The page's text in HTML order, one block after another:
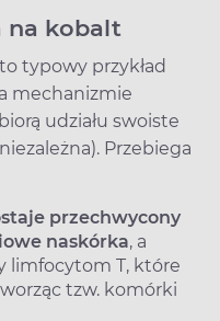
na kobalt
typowy przykład
mechanizmie
udziału swoiste
Przebiega
przechwycony
naskórka, a
limfocytom T, które
tzw. komórki